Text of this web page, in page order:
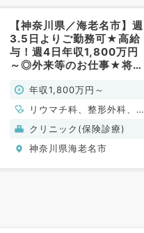
【神奈川県／海老名市】週
3.5日よりご勤務可★高給
与！週4日年収1,800万円
～◎外来等のお仕事★将来
ススメ★（整形外科,リウマ
チ科,リハビリテーション科
／常勤）
年収1,800万円～
リウマチ科、整形外科、リ
ハビリテーション科
クリニック(保険診療)
神奈川県海老名市